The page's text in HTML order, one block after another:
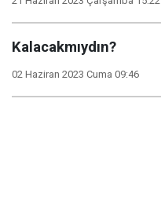
Kalacakmıydın?
02 Haziran 2023 Cuma 09:46